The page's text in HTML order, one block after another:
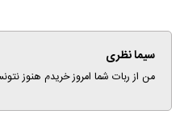
سیما نظری
من از ربات شما امروز خریدم هنوز